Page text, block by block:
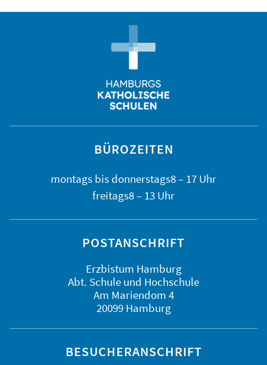
BÜROZEITEN
montags bis donnerstags8 – 17 Uhr
freitags8 – 13 Uhr
POSTANSCHRIFT
Erzbistum Hamburg
Abt. Schule und Hochschule
Am Mariendom 4
20099 Hamburg
BESUCHERANSCHRIFT